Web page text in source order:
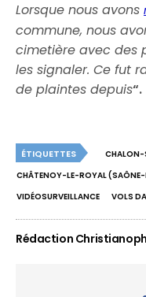
Lorsque nous avons
commune, nous
cimetière avec des
les signaler. Ce fut
de plaintes depuis“.
ÉTIQUETTES
CHALON-
CHÂTENOY-LE-ROYAL
VIDÉOSURVEILLANCE
VOLS
Rédaction